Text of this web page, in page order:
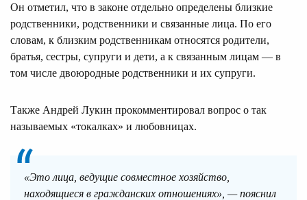
Он отметил, что в законе отдельно определены близкие
родственники, родственники и связанные лица. По его
словам, к близким родственникам относятся родители,
братья, сестры, супруги и дети, а к связанным лицам — в
том числе двоюродные родственники и их супруги.
Также Андрей Лукин прокомментировал вопрос о так
называемых «токалках» и любовницах.
«Это лица, ведущие совместное хозяйство,
находящиеся в гражданских отношениях», — пояснил